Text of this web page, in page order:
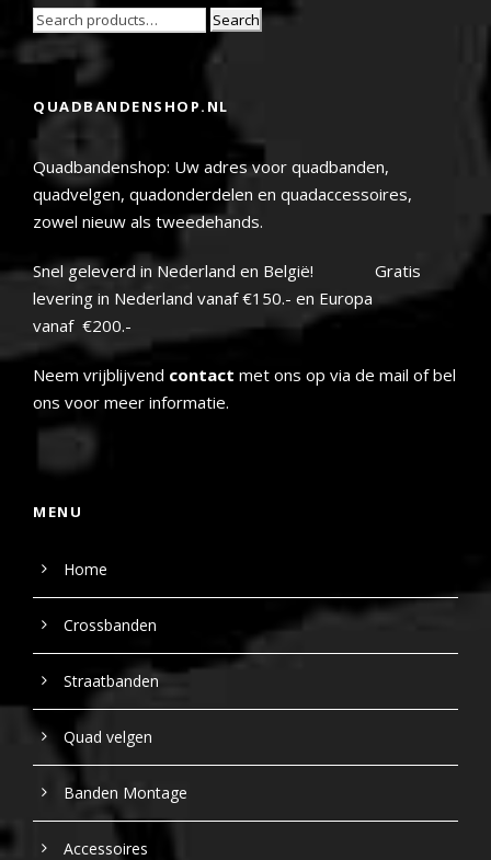
Search
QUADBANDENSHOP.NL
Quadbandenshop: Uw adres voor quadbanden,
quadvelgen, quadonderdelen en quadaccessoires,
zowel nieuw als tweedehands.
Snel geleverd in Nederland en België! Gratis
levering in Nederland vanaf €150.- en Europa
vanaf €200.-
Neem vrijblijvend contact met ons op via de mail of bel
ons voor meer informatie.
MENU
Home
Crossbanden
Straatbanden
Quad velgen
Banden Montage
Accessoires